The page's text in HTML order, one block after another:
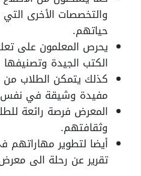
والتخصصات الأخرى
حياتهم.
يحرص المعلمون على
الكتب الجيدة
كذلك يتمكن الطلاب
مفيدة وشيقة في نفس
المعرض فرصة رائعة
وثقافتهم.
أيضا لتطوير مهاراتهم
تقرير عن رحلة الى